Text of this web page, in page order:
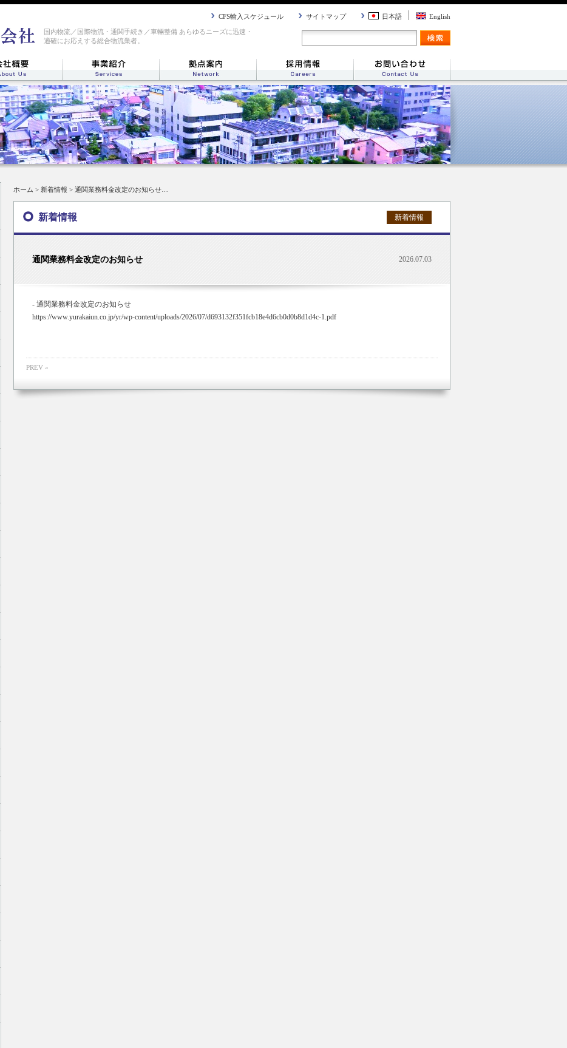
日本語 English
サイトマップ
CFS輸入スケジュール
国内物流／国際物流・通関手続き／車輛整備 あらゆるニーズに迅速・
適確にお応えする総合物流業者。
ホーム > 新着情報 > 通関業務料金改定のお知らせ…
新着情報 新着情報
通関業務料金改定のお知らせ 2026.07.03
- 通関業務料金改定のお知らせ
https://www.yurakaiun.co.jp/yr/wp-content/uploads/2026/07/d693132f351fcb18e4d6cb0d0b8d1d4c-1.pdf
PREV «